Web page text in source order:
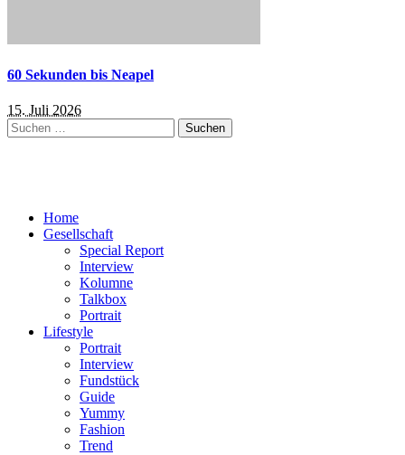
60 Sekunden bis Neapel
15. Juli 2026
Suchen
nach:
Home
Gesellschaft
Special Report
Interview
Kolumne
Talkbox
Portrait
Lifestyle
Portrait
Interview
Fundstück
Guide
Yummy
Fashion
Trend